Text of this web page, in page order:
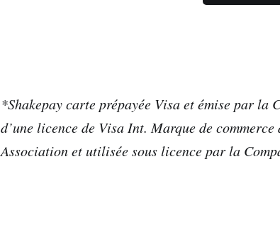
*Shakepay carte prépayée Visa et émise par la
d’une licence de Visa Int. Marque de
Association et utilisée sous licence par la